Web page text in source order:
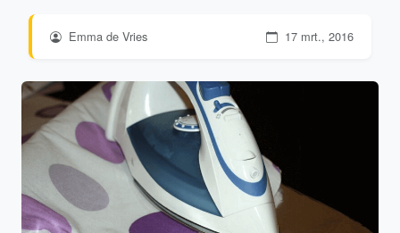
Emma de Vries 17 mrt., 2016